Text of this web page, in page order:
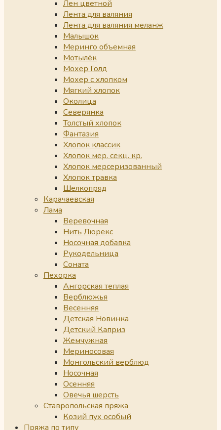
Лен цветной
Лента для валяния
Лента для валяния меланж
Малышок
Меринго объемная
Мотылёк
Мохер Голд
Мохер с хлопком
Мягкий хлопок
Околица
Северянка
Толстый хлопок
Фантазия
Хлопок классик
Хлопок мер. секц. кр.
Хлопок мерсеризованный
Хлопок травка
Шелкопряд
Карачаевская
Лама
Веревочная
Нить Люрекс
Носочная добавка
Рукодельница
Соната
Пехорка
Ангорская теплая
Верблюжья
Весенняя
Детская Новинка
Детский Каприз
Жемчужная
Мериносовая
Монгольский верблюд
Носочная
Осенняя
Овечья шерсть
Ставропольская пряжа
Козий пух особый
Пряжа по типу